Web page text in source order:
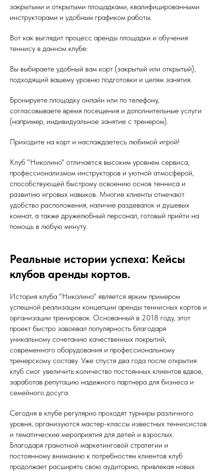
закрытыми и открытыми площадками, квалифицированными
инструкторами и удобным графиком работы.
Вот как выглядит процесс аренды площадки и обучения
теннису в данном клубе:
Вы выбираете удобный вам корт (закрытый или открытый),
подходящий вашему уровню подготовки и целям занятия.
Бронируете площадку онлайн или по телефону,
согласовываете время посещения и дополнительные услуги
(например, индивидуальное занятие с тренером).
Приходите на корт и наслаждаетесь любимой игрой!
Клуб "Николино" отличается высоким уровнем сервиса,
профессионализмом инструкторов и уютной атмосферой,
способствующей быстрому освоению основ тенниса и
развитию игровых навыков. Многие клиенты отмечают
удобство расположения, наличие раздевалок и душевых
комнат, а также дружелюбный персонал, готовый прийти на
помощь в любую минуту.
Реальные истории успеха: Кейсы
клубов аренды кортов.
История клуба "Николино" является ярким примером
успешной реализации концепции аренды теннисных кортов и
организации тренировок. Основанный в 2018 году, этот
проект быстро завоевал популярность благодаря
уникальному сочетанию качественных покрытий,
современного оборудования и профессиональному
тренерскому составу. Уже спустя два года после открытия
клуб смог увеличить количество постоянных клиентов вдвое,
заработав репутацию надежного партнера для бизнеса и
семейного досуга.
Сегодня в клубе регулярно проходят турниры различного
уровня, организуются мастер-классы известных теннисистов
и тематические мероприятия для детей и взрослых.
Благодаря грамотной маркетинговой стратегии и
постоянному вниманию к потребностям клиентов клуб
продолжает расширять свою аудиторию, привлекая новых